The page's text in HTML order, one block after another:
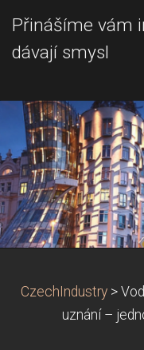
Přinášíme vám
dávají smysl
CzechIndustry >
uznání –